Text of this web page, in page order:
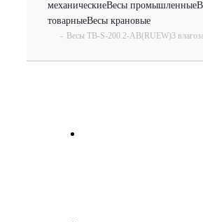
механическиеВесы промышленные
товарныеВесы крановые
- Весы TB-S-200.2-АВ(RUEW)3